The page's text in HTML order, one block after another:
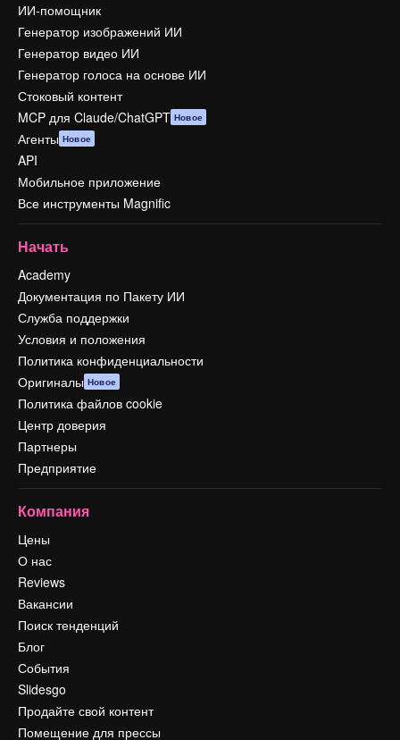
ИИ-помощник
Генератор изображений ИИ
Генератор видео ИИ
Генератор голоса на основе ИИ
Стоковый контент
MCP для Claude/ChatGPT Новое
Агенты Новое
API
Мобильное приложение
Все инструменты Magnific
Начать
Academy
Документация по Пакету ИИ
Служба поддержки
Условия и положения
Политика конфиденциальности
Оригиналы Новое
Политика файлов cookie
Центр доверия
Партнеры
Предприятие
Компания
Цены
О нас
Reviews
Вакансии
Поиск тенденций
Блог
События
Slidesgo
Продайте свой контент
Помещение для прессы